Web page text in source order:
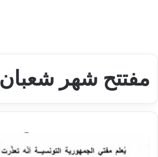
مفتتح شهر شعبان